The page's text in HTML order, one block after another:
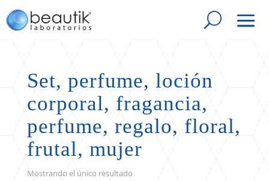
Set, perfume, loción
corporal, fragancia,
perfume, regalo, floral,
frutal, mujer
Mostrando el único resultado